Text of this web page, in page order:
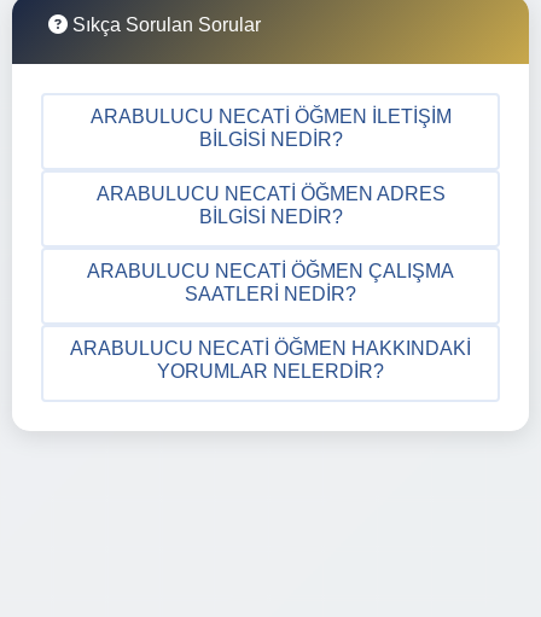
Sıkça Sorulan Sorular
ARABULUCU NECATI ÖĞMEN İLETIŞIM
BILGISI NEDIR?
ARABULUCU NECATI ÖĞMEN ADRES
BILGISI NEDIR?
ARABULUCU NECATI ÖĞMEN ÇALIŞMA
SAATLERI NEDIR?
ARABULUCU NECATI ÖĞMEN HAKKINDAKI
YORUMLAR NELERDIR?